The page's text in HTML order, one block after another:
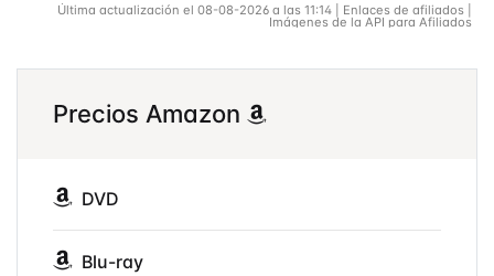
Última actualización el 08-08-2026 a las 11:14 | Enlaces de afiliados |
Imágenes de la API para Afiliados
Precios Amazon
DVD
Blu-ray